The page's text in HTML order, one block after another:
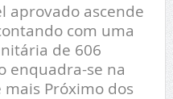
aprovado ascende
com uma
de 606
enquadra-se na
Próximo dos